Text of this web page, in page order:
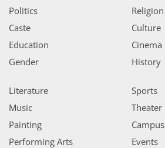
Politics
Caste
Education
Gender
Religion
Culture
Cinema
History
Literature
Music
Painting
Performing Arts
Sports
Theater
Campus
Events